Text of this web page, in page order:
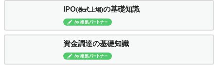
無料で株価を算定
資本政策を無料でお試し
無料でアンケート
IPO(株式上場)の基礎知識
資金調達の基礎知識